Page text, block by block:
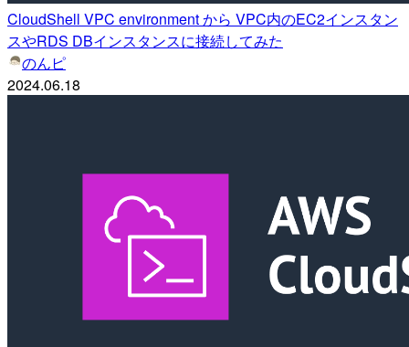
CloudShell VPC environment から VPC内のEC2インスタン
スやRDS DBインスタンスに接続してみた
のんピ
2024.06.18